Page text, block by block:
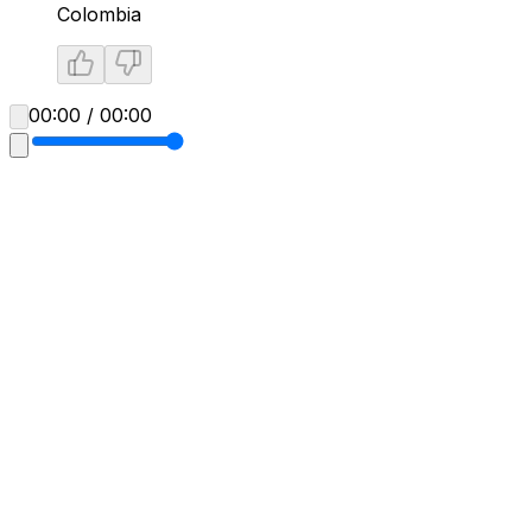
Colombia
00:00 / 00:00